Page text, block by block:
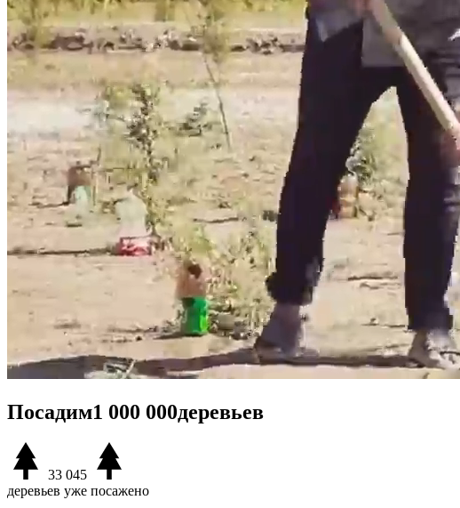
Посадим1 000 000деревьев
33 045
деревьев уже посажено